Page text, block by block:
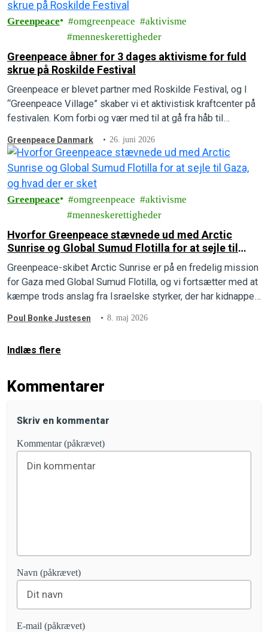
Greenpeace omgreenpeace
aktivisme
menneskerettigheder
Greenpeace åbner for 3 dages aktivisme for fuld
skrue på Roskilde Festival
Greenpeace er blevet partner med Roskilde Festival, og I
“Greenpeace Village” skaber vi et aktivistisk kraftcenter på
festivalen. Kom forbi og vær med til at gå fra håb til
Greenpeace Danmark 26. juni 2026
Greenpeace omgreenpeace
aktivisme
menneskerettigheder
Hvorfor Greenpeace stævnede ud med Arctic
Sunrise og Global Sumud Flotilla for at sejle til
Gaza, og hvad der er sket
Greenpeace-skibet Arctic Sunrise er på en fredelig mission
for Gaza med Global Sumud Flotilla, og vi fortsætter med at
kæmpe trods anslag fra Israelske styrker, der har kidnappet
Poul Bonke Justesen 8. maj 2026
Indlæs flere
Kommentarer
Skriv en kommentar
Kommentar (påkrævet)
Navn (påkrævet)
E-mail (påkrævet)